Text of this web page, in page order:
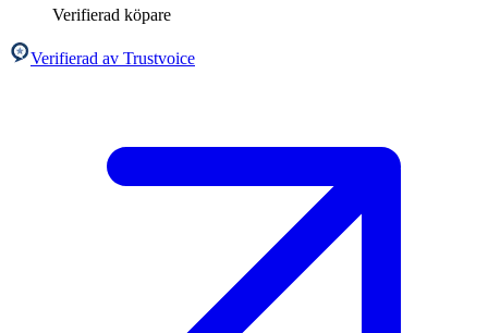
Verifierad köpare
Verifierad av Trustvoice